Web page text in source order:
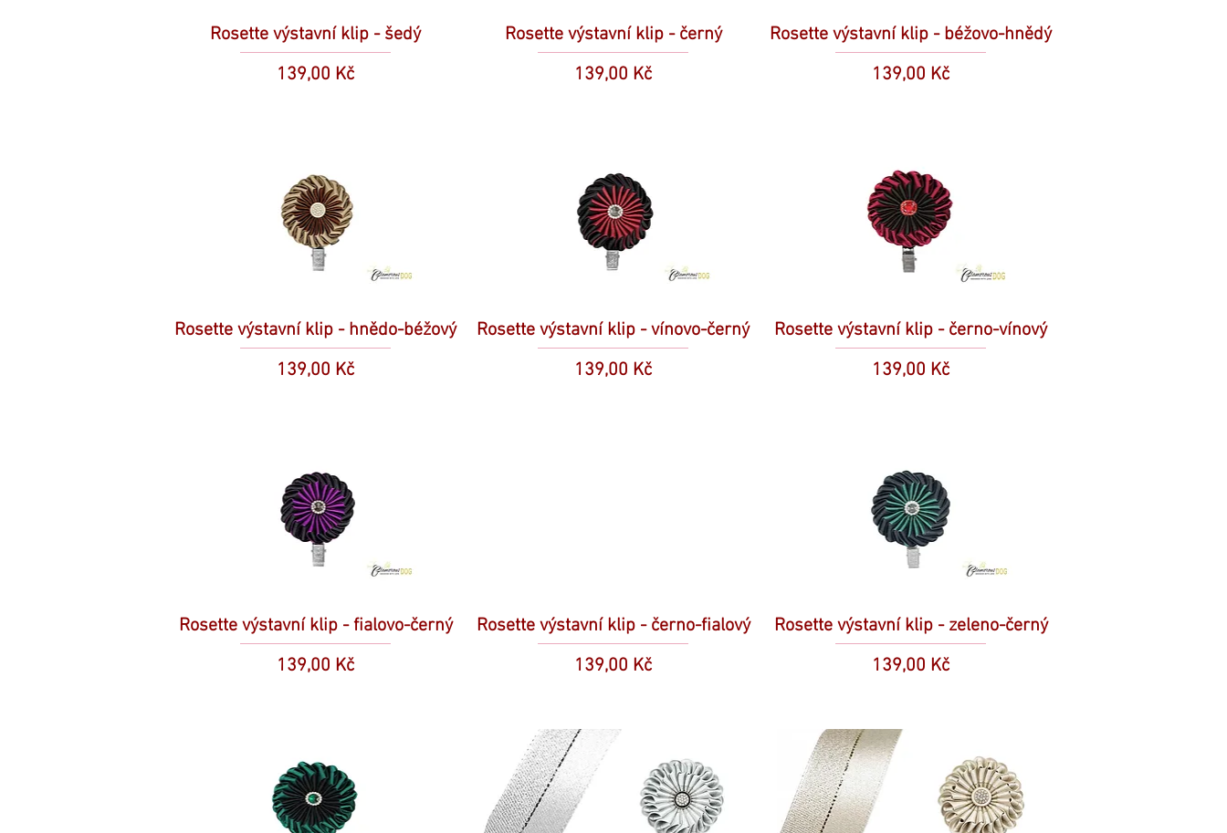
Rosette výstavní klip - šedý
Cena
139,00 Kč
Rosette výstavní klip - černý
Cena
139,00 Kč
Rosette výstavní klip - béžovo-hnědý
Cena
139,00 Kč
Rosette výstavní klip - hnědo-béžový
Cena
139,00 Kč
Rosette výstavní klip - vínovo-černý
Cena
139,00 Kč
Rosette výstavní klip - černo-vínový
Cena
139,00 Kč
Rosette výstavní klip - fialovo-černý
Cena
139,00 Kč
Rosette výstavní klip - černo-fialový
Cena
139,00 Kč
Rosette výstavní klip - zeleno-černý
Cena
139,00 Kč